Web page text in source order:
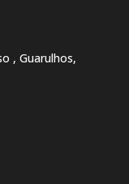
, Guarulhos,